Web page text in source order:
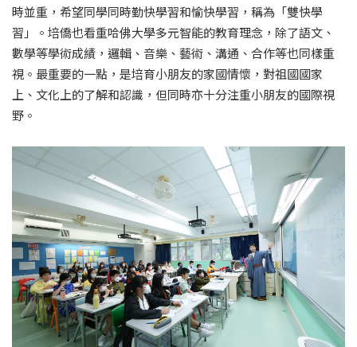
時並重，希望同學同時勤快學習和愉快學習，稱為「雙快學
習」。培僑也看重哈佛大學多元智能的教育理念，除了語文、
數學等學術成績，邏輯、音樂、藝術、溝通、合作等也同樣重
視。最重要的一點，是培育小朋友的家國情懷，對祖國國家
上、文化上的了解和認識，但同時亦十分注重小朋友的國際視
野。